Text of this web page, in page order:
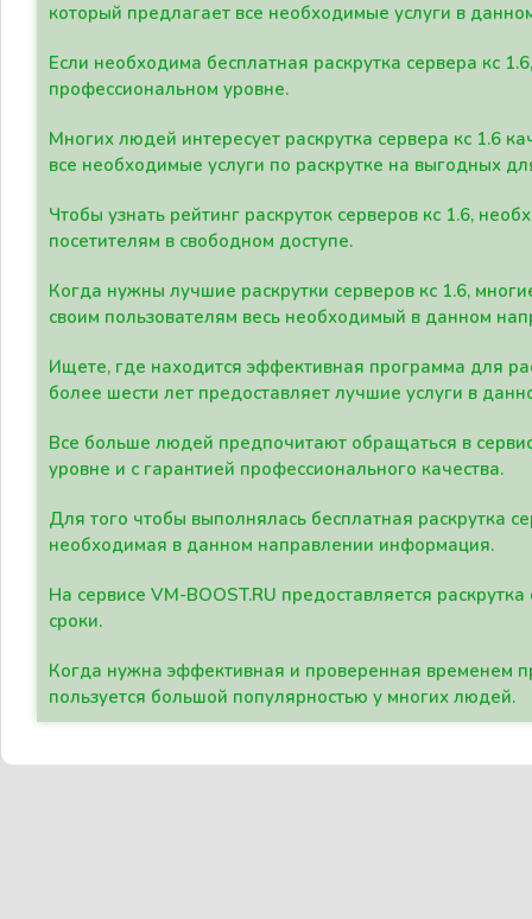
который предлагает все необходимые услуги в
Если необходима бесплатная раскрутка сервера кс
профессиональном уровне.
Многих людей интересует раскрутка сервера кс 1.6
все необходимые услуги по раскрутке на выгодных
Чтобы узнать рейтинг раскруток серверов кс 1.6,
посетителям в свободном доступе.
Когда нужны лучшие раскрутки серверов кс 1.6,
своим пользователям весь необходимый в данном
Ищете, где находится эффективная программа для
более шести лет предоставляет лучшие услуги в
Все больше людей предпочитают обращаться в
уровне и с гарантией профессионального качества.
Для того чтобы выполнялась бесплатная раскрутка
необходимая в данном направлении информация.
На сервисе VM-BOOST.RU предоставляется
сроки.
Когда нужна эффективная и проверенная временем
пользуется большой популярностью у многих людей.